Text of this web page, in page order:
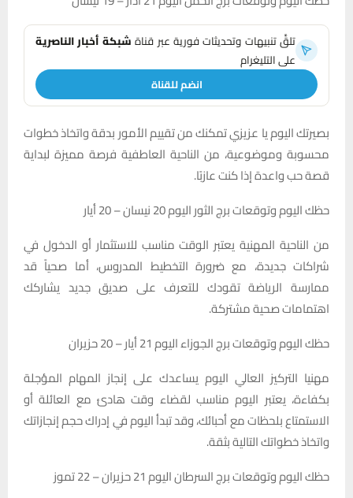
تلقَّ تنبيهات وتحديثات فورية عبر قناةشبكة أخبار الناصرية
على التليغرام
انضم للقناة
بصيرتك اليوم يا عزيزي تمكنك من تقييم الأمور بدقة واتخاذ خطوات
محسوبة وموضوعية، من الناحية العاطفية فرصة مميزة لبداية
قصة حب واعدة إذا كنت عازبًا.
حظك اليوم وتوقعات برج الثور اليوم 20 نيسان – 20 أيار
من الناحية المهنية يعتبر الوقت مناسب للاستثمار أو الدخول في
شراكات جديدة، مع ضرورة التخطيط المدروس، أما صحياً قد
ممارسة الرياضة تقودك للتعرف على صديق جديد يشاركك
اهتمامات صحية مشتركة.
حظك اليوم وتوقعات برج الجوزاء اليوم 21 أيار – 20 حزيران
مهنيا التركيز العالي اليوم يساعدك على إنجاز المهام المؤجلة
بكفاءة، يعتبر اليوم مناسب لقضاء وقت هادئ مع العائلة أو
الاستمتاع بلحظات مع أحبائك، وقد تبدأ اليوم في إدراك حجم إنجازاتك
واتخاذ خطواتك التالية بثقة.
حظك اليوم وتوقعات برج السرطان اليوم 21 حزيران – 22 تموز